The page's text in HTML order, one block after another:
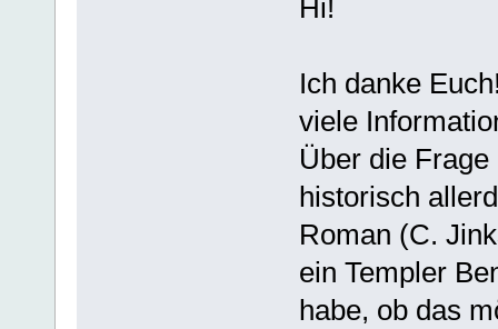
Hi!
Ich danke
viele
Über die
historisch
Roman (C.
ein Templer
habe, ob das